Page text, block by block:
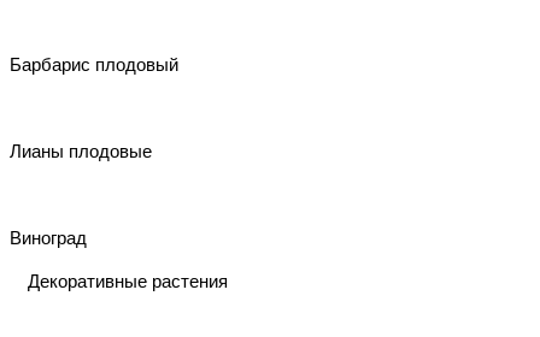
Барбарис плодовый
Лианы плодовые
Виноград
Декоративные растения